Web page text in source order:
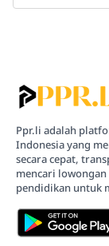
Ppr.li adalah
Indonesia yang
secara cepat,
mencari
pendidikan untuk